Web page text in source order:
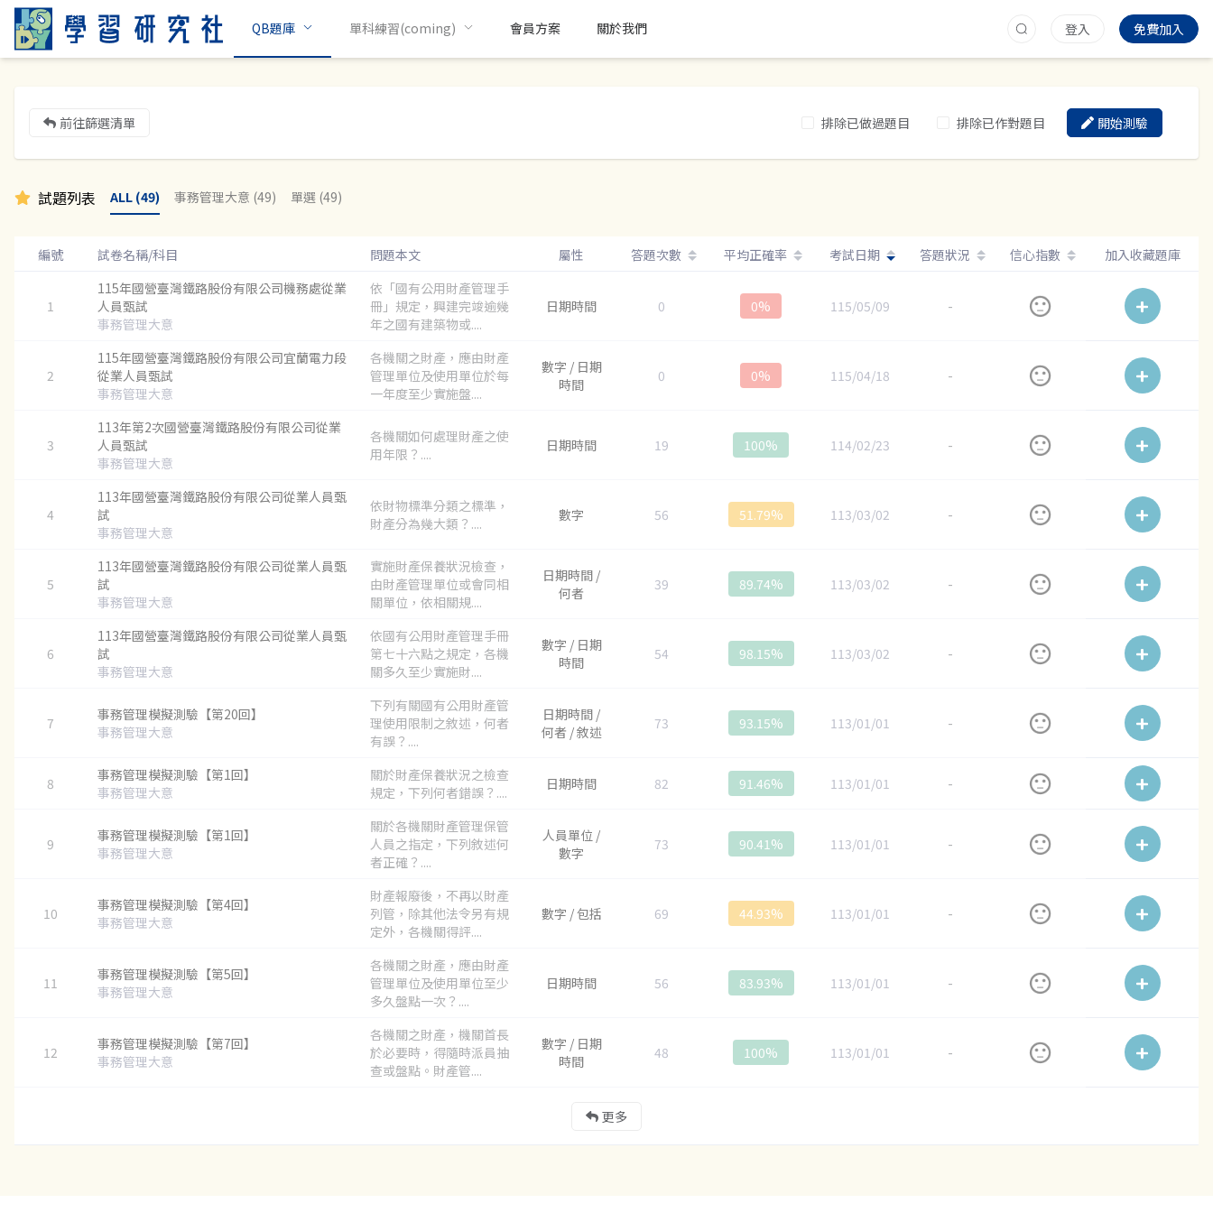
QB題庫 單科練習(coming) 會員方案 關於我們 登入 免費加入
前往篩選清單 排除已做過題目 排除已作對題目 開始測驗
試題列表 ALL (49) 事務管理大意 (49) 單選 (49)
編號 試卷名稱/科目 問題本文 屬性 答題次數 平均正確率 考試日期 答題狀況 信心指數 加入收藏題庫
1
115年國營臺灣鐵路股份有限公司機務處從業
人員甄試
事務管理大意
依「國有公用財產管理手
冊」規定，興建完竣逾幾
年之國有建築物或....
日期時間 0 0% 115/05/09 -
2
115年國營臺灣鐵路股份有限公司宜蘭電力段
從業人員甄試
事務管理大意
各機關之財產，應由財產
管理單位及使用單位於每
一年度至少實施盤....
數字 / 日期
時間
0 0% 115/04/18 -
3
113年第2次國營臺灣鐵路股份有限公司從業
人員甄試
事務管理大意
各機關如何處理財產之使
用年限？....
日期時間 19 100% 114/02/23 -
4
113年國營臺灣鐵路股份有限公司從業人員甄
試
事務管理大意
依財物標準分類之標準，
財產分為幾大類？....
數字 56 51.79% 113/03/02 -
5
113年國營臺灣鐵路股份有限公司從業人員甄
試
事務管理大意
實施財產保養狀況檢查，
由財產管理單位或會同相
關單位，依相關規....
日期時間 /
何者
39 89.74% 113/03/02 -
6
113年國營臺灣鐵路股份有限公司從業人員甄
試
事務管理大意
依國有公用財產管理手冊
第七十六點之規定，各機
關多久至少實施財....
數字 / 日期
時間
54 98.15% 113/03/02 -
7
事務管理模擬測驗【第20回】
事務管理大意
下列有關國有公用財產管
理使用限制之敘述，何者
有誤？....
日期時間 /
何者 / 敘述
73 93.15% 113/01/01 -
8
事務管理模擬測驗【第1回】
事務管理大意
關於財產保養狀況之檢查
規定，下列何者錯誤？....
日期時間 82 91.46% 113/01/01 -
9
事務管理模擬測驗【第1回】
事務管理大意
關於各機關財產管理保管
人員之指定，下列敘述何
者正確？....
人員單位 /
數字
73 90.41% 113/01/01 -
10
事務管理模擬測驗【第4回】
事務管理大意
財產報廢後，不再以財產
列管，除其他法令另有規
定外，各機關得評....
數字 / 包括 69 44.93% 113/01/01 -
11
事務管理模擬測驗【第5回】
事務管理大意
各機關之財產，應由財產
管理單位及使用單位至少
多久盤點一次？....
日期時間 56 83.93% 113/01/01 -
12
事務管理模擬測驗【第7回】
事務管理大意
各機關之財產，機關首長
於必要時，得隨時派員抽
查或盤點。財產管....
數字 / 日期
時間
48 100% 113/01/01 -
更多